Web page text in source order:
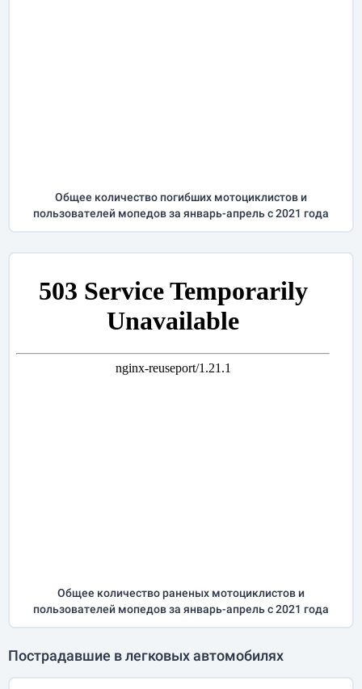
Общее количество погибших мотоциклистов и
пользователей мопедов за январь-апрельс 2021 года
Общее количество раненых мотоциклистов и
пользователей мопедов за январь-апрельс 2021 года
Пострадавшие в легковых автомобилях